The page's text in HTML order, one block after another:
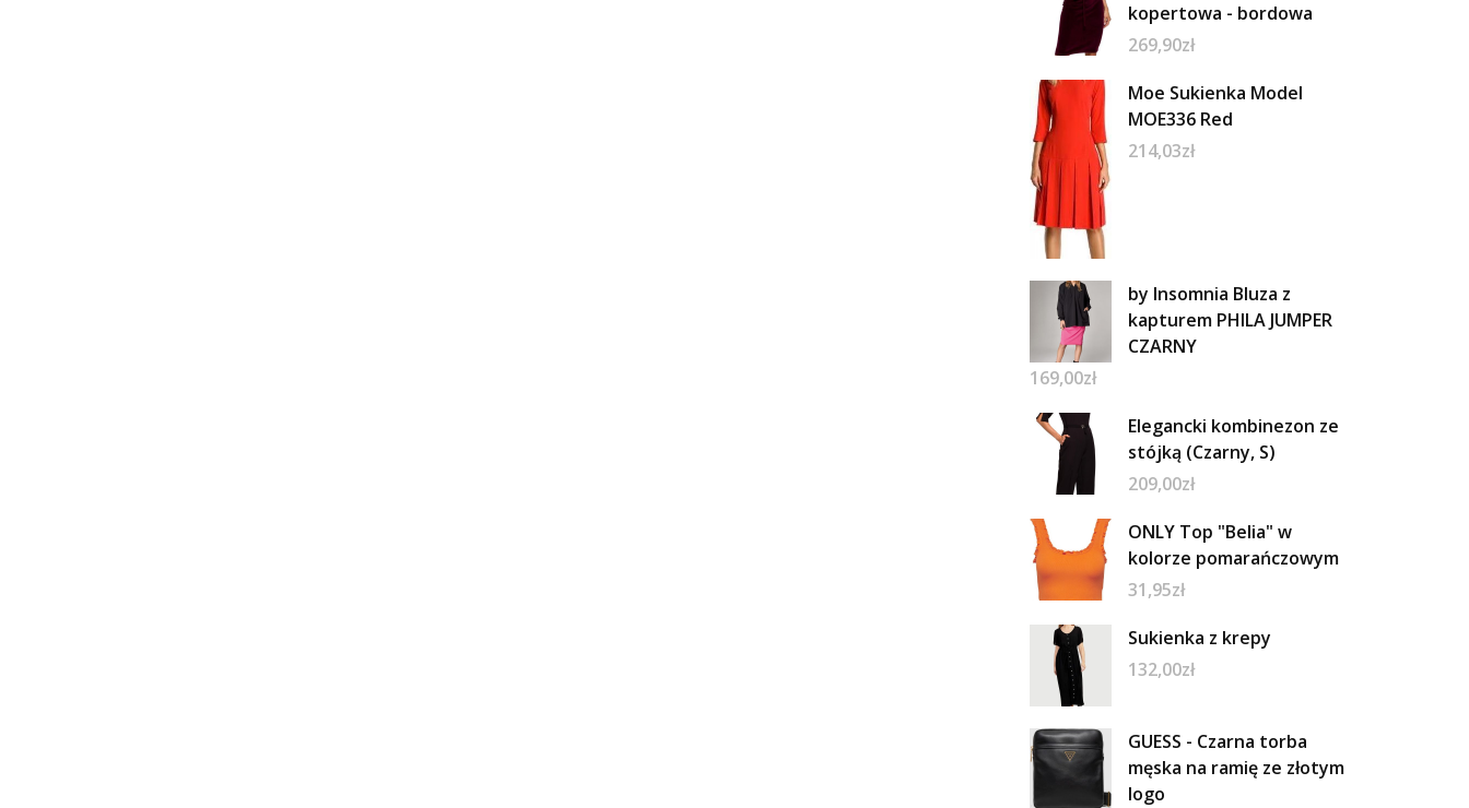
kopertowa - bordowa
269,90zł
Moe Sukienka Model
MOE336 Red
214,03zł
by Insomnia Bluza z
kapturem PHILA JUMPER
CZARNY
169,00zł
Elegancki kombinezon ze
stójką (Czarny, S)
209,00zł
ONLY Top "Belia" w
kolorze pomarańczowym
31,95zł
Sukienka z krepy
132,00zł
GUESS - Czarna torba
męska na ramię ze złotym
logo